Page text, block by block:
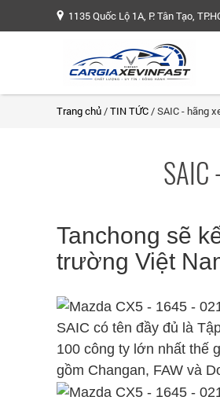
1135 Quốc Lộ 1A, P. Tân Tạo,
Trang chủ/TIN TỨC/ SAIC - hãng
Tanchong sẽ
trường Việt
SAIC có tên đầy đủ là
100 công ty lớn nhất thế
gồm Changan, FAW và